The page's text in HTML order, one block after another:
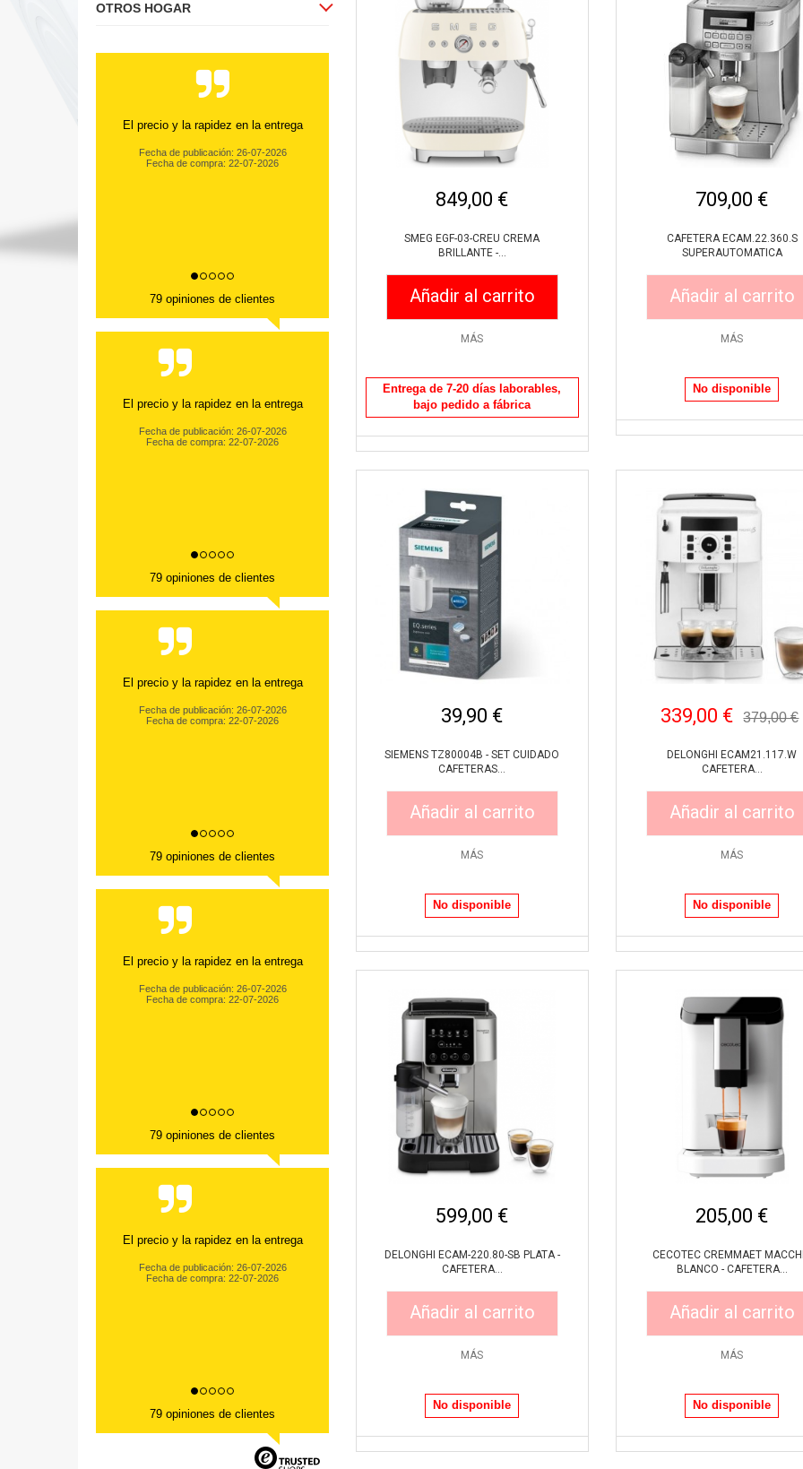
OTROS HOGAR
El precio y la rapidez en la entrega
Fecha de publicación: 26-07-2026
Fecha de compra: 22-07-2026
79 opiniones de clientes
El precio y la rapidez en la entrega
Fecha de publicación: 26-07-2026
Fecha de compra: 22-07-2026
79 opiniones de clientes
El precio y la rapidez en la entrega
Fecha de publicación: 26-07-2026
Fecha de compra: 22-07-2026
79 opiniones de clientes
El precio y la rapidez en la entrega
Fecha de publicación: 26-07-2026
Fecha de compra: 22-07-2026
79 opiniones de clientes
El precio y la rapidez en la entrega
Fecha de publicación: 26-07-2026
Fecha de compra: 22-07-2026
79 opiniones de clientes
849,00 €
SMEG EGF-03-CREU CREMA
BRILLANTE -...
Añadir al carrito
MÁS
Entrega de 7-20 días laborables,
bajo pedido a fábrica
709,00 €
CAFETERA ECAM.22.360.S
SUPERAUTOMATICA
Añadir al carrito
MÁS
No disponible
39,90 €
SIEMENS TZ80004B - SET CUIDADO
CAFETERAS...
Añadir al carrito
MÁS
No disponible
339,00 € 379,00 €
DELONGHI ECAM21.117.W
CAFETERA...
Añadir al carrito
MÁS
No disponible
Vista rápida
599,00 €
DELONGHI ECAM-220.80-SB PLATA -
CAFETERA...
Añadir al carrito
MÁS
No disponible
Vista rápida
205,00 €
CECOTEC CREMMAET
BLANCO - CAFETERA...
Añadir al carrito
MÁS
No disponible